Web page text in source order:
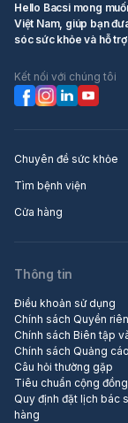
Hello Bacsi mong
Việt Nam, giúp bạn
sóc sức khỏe và hỗ
Kết nối với chúng tôi
Chuyên đề sức khỏe
Tìm bệnh viện
Cửa hàng
Thông tin
Điều khoản sử dụng
Chính sách Quyền
Chính sách Biên tập
Chính sách Quảng
Câu hỏi thường gặp
Tiêu chuẩn cộng đồng
Quy định đặt lịch bác
hàng